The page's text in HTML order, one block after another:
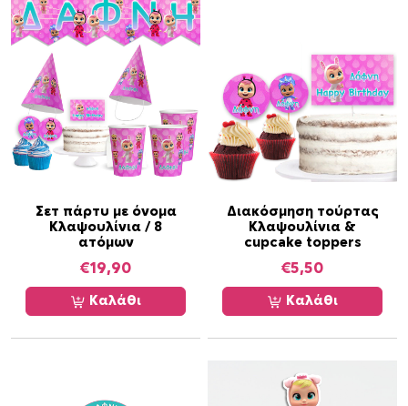
ο
υ
α
/
ό
Σετ πάρτυ με όνομα
Κλαψουλίνια / 8
ατόμων
€19,90
Καλάθι
Διακόσμηση τούρτας
Κλαψουλίνια &
cupcake toppers
€5,50
Καλάθι